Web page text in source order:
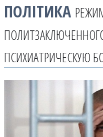
ПОЛІТИКА
ПСИХИАТРИЧЕСКУЮ